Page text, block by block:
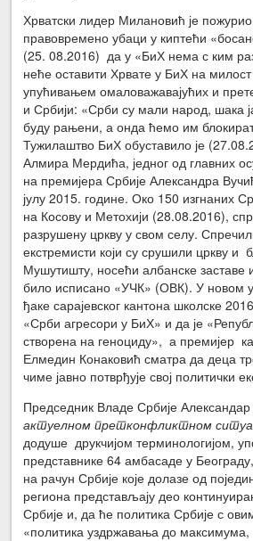
Хрватски лидер Милановић је
правовремено убаци у киптећи
(25. 08.2016) да у «БиХ нема с ким
неће оставити Хрвате у БиХ на
упућивањем омаловажавајућих и
и Србији: «Срби су мали народ, шака
буду рањени, а онда ћемо им
Тужилаштво БиХ обуставило је
Алмира Мердића, једног од главних
на премијера Србије Александра
јулу 2015. године. Око 150 изгнаних
на Косову и Метохији (28.08.2016),
разрушену цркву у свом селу.
екстремисти који су срушили цркву и
Мушутишту, носећи албанске заставе
било исписано «УЧК» (ОВК). У новом
ђаке сарајевског кантона школске
«Срби агресори у БиХ» и да је
створена на геноциду», а премијер
Елмедин Конаковић сматра да деца
чиме јавно потврђује свој политички
Председник Владе Србије Александар
актуелном претконфликтном
додуше друкчијом терминологијом,
представнике 64 амбасаде у
на рачун Србије које долазе од
региона представљају део
Србије и, да ће политика Србије с
«политика уздржавања до